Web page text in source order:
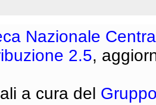
Nazionale
2.5,
a cura del